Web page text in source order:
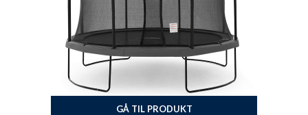
GÅ TIL PRODUKT